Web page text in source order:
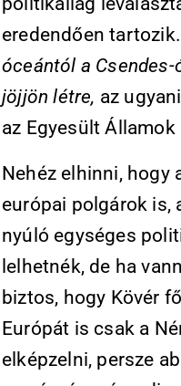
eredendően
óceántól a
jöjjön létre, az
az Egyesült
Nehéz elhinni, hogy
európai polgárok is,
nyúló egységes
lelhetnék, de ha
biztos, hogy Kövér
Európát is csak a
elképzelni, persze